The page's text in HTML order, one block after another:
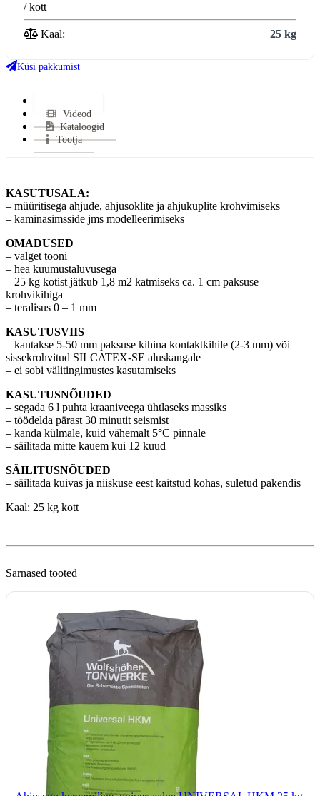
/ kott
Kaal: 25 kg
Küsi pakkumist
Videod
Kataloogid
Tootja
KASUTUSALA:
– müüritisega ahjude, ahjusoklite ja ahjukuplite krohvimiseks
– kaminasimsside jms modelleerimiseks
OMADUSED
– valget tooni
– hea kuumustaluvusega
– 25 kg kotist jätkub 1,8 m2 katmiseks ca. 1 cm paksuse
krohvikihiga
– teralisus 0 – 1 mm
KASUTUSVIIS
– kantakse 5-50 mm paksuse kihina kontaktkihile (2-3 mm) või
sissekrohvitud SILCATEX-SE aluskangale
– ei sobi välitingimustes kasutamiseks
KASUTUSNÕUDED
– segada 6 l puhta kraaniveega ühtlaseks massiks
– töödelda pärast 30 minutit seismist
– kanda külmale, kuid vähemalt 5°C pinnale
– säilitada mitte kauem kui 12 kuud
SÄILITUSNÕUDED
– säilitada kuivas ja niiskuse eest kaitstud kohas, suletud pakendis
Kaal: 25 kg kott
Sarnased tooted